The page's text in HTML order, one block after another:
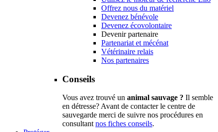
Offrez nous du matériel
Devenez bénévole
Devenez écovolontaire
Devenir partenaire
Partenariat et mécénat
Vétérinaire relais
Nos partenaires
Conseils
Vous avez trouvé un animal sauvage ? Il semble
en détresse? Avant de contacter le centre de
sauvegarde merci de suivre nos procédures en
consultantnos fiches conseils.